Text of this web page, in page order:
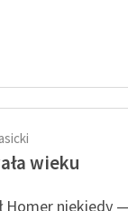
wieku
Homer niekiedy